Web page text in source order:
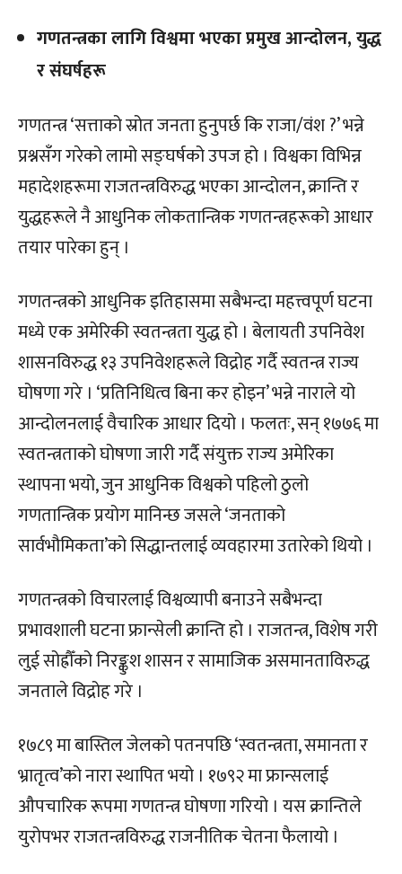
गणतन्त्रका लागि विश्वमा भएका प्रमुख आन्दोलन, युद्ध
र संघर्षहरू
गणतन्त्र ‘सत्ताको स्रोत जनता हुनुपर्छ कि राजा/वंश ?’ भन्ने
प्रश्नसँग गरेको लामो सङ्घर्षको उपज हो । विश्वका विभिन्न
महादेशहरूमा राजतन्त्रविरुद्ध भएका आन्दोलन, क्रान्ति र
युद्धहरूले नै आधुनिक लोकतान्त्रिक गणतन्त्रहरूको आधार
तयार पारेका हुन् ।
गणतन्त्रको आधुनिक इतिहासमा सबैभन्दा महत्त्वपूर्ण घटना
मध्ये एक अमेरिकी स्वतन्त्रता युद्ध हो । बेलायती उपनिवेश
शासनविरुद्ध १३ उपनिवेशहरूले विद्रोह गर्दै स्वतन्त्र राज्य
घोषणा गरे । ‘प्रतिनिधित्व बिना कर होइन’ भन्ने नाराले यो
आन्दोलनलाई वैचारिक आधार दियो । फलतः, सन् १७७६ मा
स्वतन्त्रताको घोषणा जारी गर्दै संयुक्त राज्य अमेरिका
स्थापना भयो, जुन आधुनिक विश्वको पहिलो ठुलो
गणतान्त्रिक प्रयोग मानिन्छ जसले ‘जनताको
सार्वभौमिकता’को सिद्धान्तलाई व्यवहारमा उतारेको थियो ।
गणतन्त्रको विचारलाई विश्वव्यापी बनाउने सबैभन्दा
प्रभावशाली घटना फ्रान्सेली क्रान्ति हो । राजतन्त्र, विशेष गरी
लुई सोह्रौँको निरङ्कुश शासन र सामाजिक असमानताविरुद्ध
जनताले विद्रोह गरे ।
१७८९ मा बास्तिल जेलको पतनपछि ‘स्वतन्त्रता, समानता र
भ्रातृत्व’को नारा स्थापित भयो । १७९२ मा फ्रान्सलाई
औपचारिक रूपमा गणतन्त्र घोषणा गरियो । यस क्रान्तिले
युरोपभर राजतन्त्रविरुद्ध राजनीतिक चेतना फैलायो ।